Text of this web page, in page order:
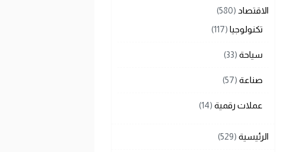
الاقتصاد (580)
تكنولوجيا (117)
سياحة (33)
صناعة (57)
عملات رقمية (14)
الرئيسية (529)